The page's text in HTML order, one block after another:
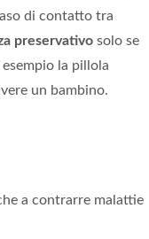
di contatto tra
preservativo solo se
la pillola
un bambino.
a contrarre malattie